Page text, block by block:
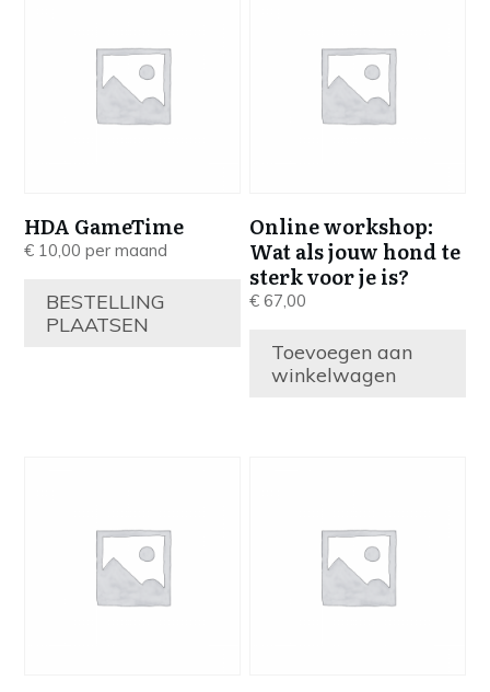
HDA GameTime
€ 10,00 per maand
BESTELLING
PLAATSEN
Online workshop:
Wat als jouw hond te
sterk voor je is?
€ 67,00
Toevoegen aan
winkelwagen